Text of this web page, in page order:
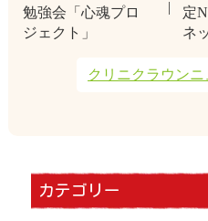
勉強会「心魂プロ
ジェクト」
定
ネ
クリニクラウン
カテゴリー